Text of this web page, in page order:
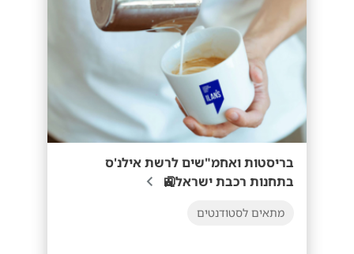
בריסטות ואחמ"שים לרשת אילנ'ס
בתחנות רכבת ישראל🚉
מתאים לסטודנטים